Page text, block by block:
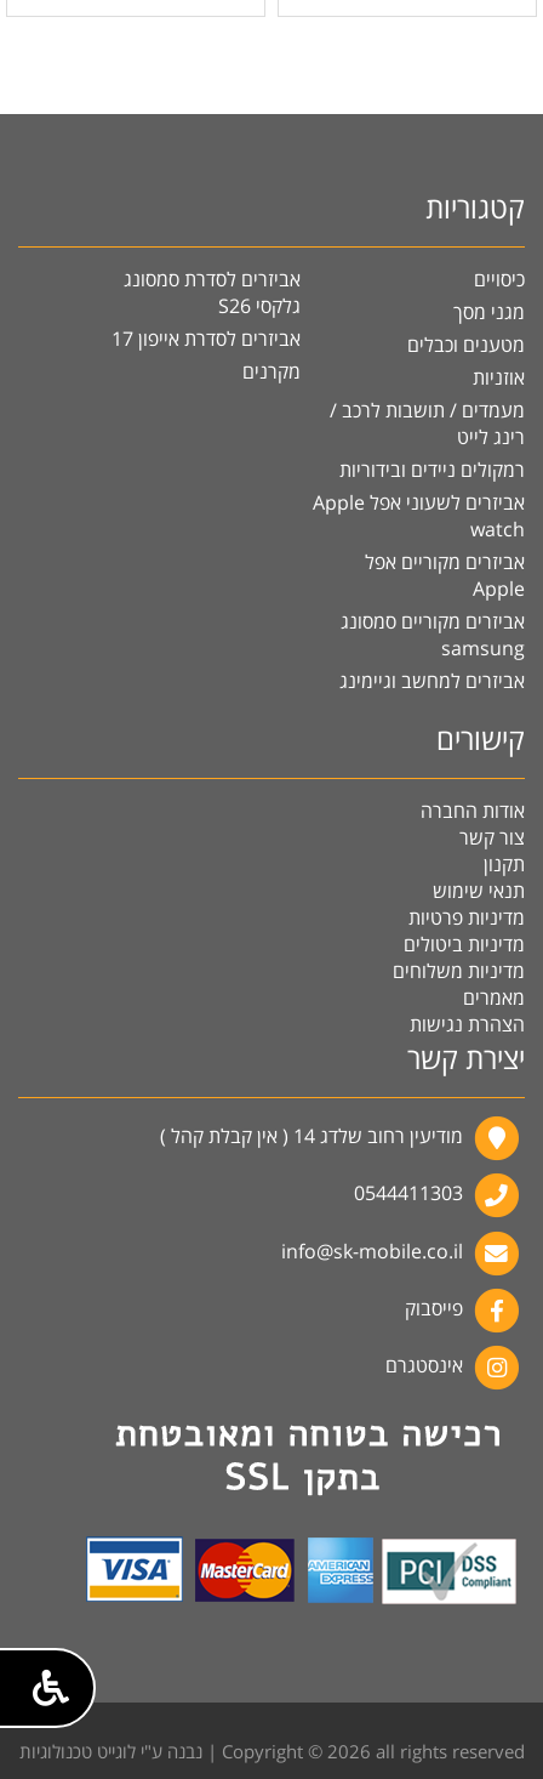
קטגוריות
כיסויים
מגני מסך
מטענים וכבלים
אוזניות
מעמדים / תושבות לרכב /
רינג לייט
רמקולים ניידים ובידוריות
אביזרים לשעוני אפל Apple
watch
אביזרים מקוריים אפל
Apple
אביזרים מקוריים סמסונג
samsung
אביזרים למחשב וגיימינג
אביזרים לסדרת סמסונג
גלקסי S26
אביזרים לסדרת אייפון 17
מקרנים
קישורים
אודות החברה
צור קשר
תקנון
תנאי שימוש
מדיניות פרטיות
מדיניות ביטולים
מדיניות משלוחים
מאמרים
הצהרת נגישות
יצירת קשר
מודיעין רחוב שלדג 14 ( אין קבלת קהל )
0544411303
info@sk-mobile.co.il
פייסבוק
אינסטגרם
Copyright © 2026 all rights reserved | נבנה ע"י לוגייט טכנולוגיות